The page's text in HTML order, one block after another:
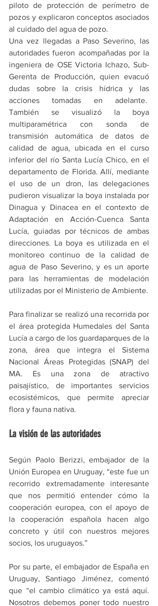
piloto de protección de perímetro de
pozos y explicaron conceptos asociados
al cuidado del agua de pozo.
Una vez llegadas a Paso Severino, las
autoridades fueron acompañadas por la
ingeniera de OSE Victoria Ichazo, Sub-
Gerenta de Producción, quien evacuó
dudas sobre la crisis hídrica y las
acciones tomadas en adelante.
También se visualizó la boya
multiparamétrica con sonda de
transmisión automática de datos de
calidad de agua, ubicada en el curso
inferior del río Santa Lucía Chico, en el
departamento de Florida. Allí, mediante
el uso de un dron, las delegaciones
pudieron visualizar la boya instalada por
Dinagua y Dinacea en el contexto de
Adaptación en Acción-Cuenca Santa
Lucía, guiadas por técnicos de ambas
direcciones. La boya es utilizada en el
monitoreo continuo de la calidad de
agua de Paso Severino, y es un aporte
para las herramientas de modelación
utilizadas por el Ministerio de Ambiente.
Para finalizar se realizó una recorrida por
el área protegida Humedales del Santa
Lucía a cargo de los guardaparques de la
zona, área que integra el Sistema
Nacional Áreas Protegidas (SNAP) del
MA. Es una zona de atractivo
paisajístico, de importantes servicios
ecosistémicos, que permite apreciar
flora y fauna nativa.
La visión de las autoridades
Según Paolo Berizzi, embajador de la
Unión Europea en Uruguay, “este fue un
recorrido extremadamente interesante
que nos permitió entender cómo la
cooperación europea, con el apoyo de
la cooperación española hacen algo
concreto y útil con nuestros mejores
socios, los uruguayos.”
Por su parte, el embajador de España en
Uruguay, Santiago Jiménez, comentó
que “el cambio climático ya está aquí.
Nosotros debemos poner todo nuestro